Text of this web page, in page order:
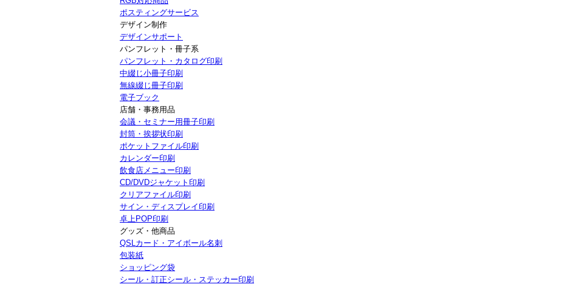
ポスティングサービス
デザイン制作
デザインサポート
パンフレット・冊子系
パンフレット・カタログ印刷
中綴じ小冊子印刷
無線綴じ冊子印刷
電子ブック
店舗・事務用品
会議・セミナー用冊子印刷
封筒・挨拶状印刷
ポケットファイル印刷
カレンダー印刷
飲食店メニュー印刷
CD/DVDジャケット印刷
クリアファイル印刷
サイン・ディスプレイ印刷
卓上POP印刷
グッズ・他商品
QSLカード・アイボール名刺
包装紙
ショッピング袋
シール・訂正シール・ステッカー印刷